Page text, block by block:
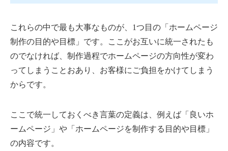
これらの中で最も大事なものが、1つ目の「ホームページ
制作の目的や目標」です。ここがお互いに統一されたも
のでなければ、制作過程でホームページの方向性が変わ
ってしまうことおあり、お客様にご負担をかけてしまう
からです。
ここで統一しておくべき言葉の定義は、例えば「良いホ
ームページ」や「ホームページを制作する目的や目標」
の内容です。